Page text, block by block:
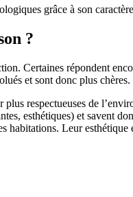
grâce à son
?
Certaines répondent
et sont donc plus
respectueuses de
esthétiques) et savent
habitations. Leur